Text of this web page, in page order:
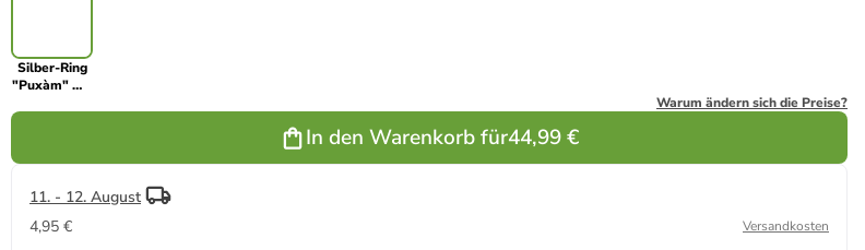
Silber-Ring
"Puxàm" mit
Warum ändern sich die Preise?
In den Warenkorb für44,99 €
11. - 12. August
4,95 €
Versandkosten